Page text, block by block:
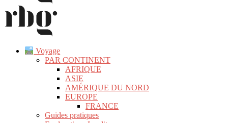
Voyage
PAR CONTINENT
AFRIQUE
ASIE
AMÉRIQUE DU NORD
EUROPE
FRANCE
Guides pratiques